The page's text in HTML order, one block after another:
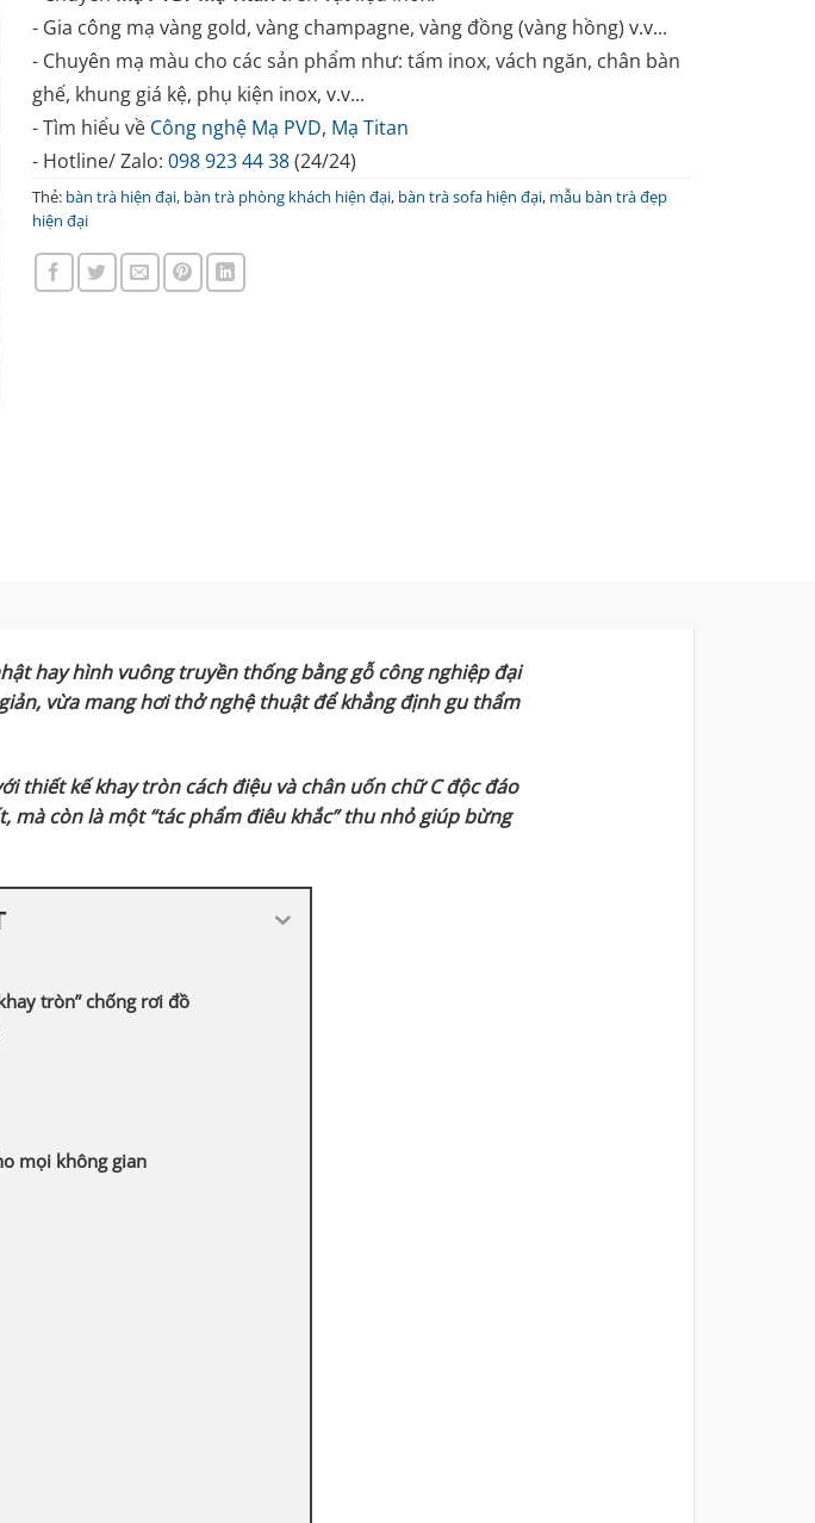
- Gia công mạ vàng gold, vàng champagne, vàng đồng (vàng hồng) v.v...
- Chuyên mạ màu cho các sản phẩm như: tấm inox, vách ngăn, chân bàn
ghế, khung giá kệ, phụ kiện inox, v.v...
- Tìm hiểu về Công nghệ Mạ PVD, Mạ Titan
- Hotline/ Zalo: 098 923 44 38(24/24)
Thẻ: bàn trà hiện đại, bàn trà phòng khách hiện đại, bàn trà sofa hiện đại, mẫu bàn trà đẹp
hiện đại
hay hình vuông truyền thống bằng gỗ công nghiệp đại
vừa mang hơi thở nghệ thuật để khẳng định gu thẩm
thiết kế khay tròn cách điệu và chân uốn chữ C độc đáo
còn là một “tác phẩm điêu khắc” thu nhỏ giúp bừng
tròn” chống rơi đồ
mọi không gian